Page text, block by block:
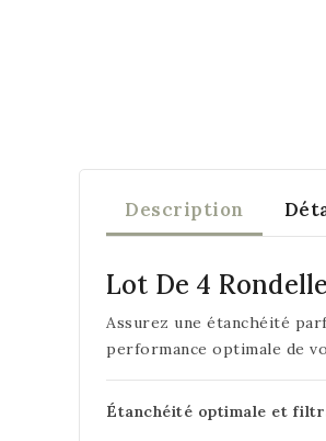
Description
Lot De 4
Assurez une étanchéité
performance optimale de
Étanchéité optimale et